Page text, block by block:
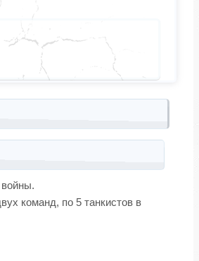
войны.
команд, по 5 танкистов в